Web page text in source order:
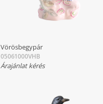
Vörösbegypár
05061000VHB
Árajánlat kérés